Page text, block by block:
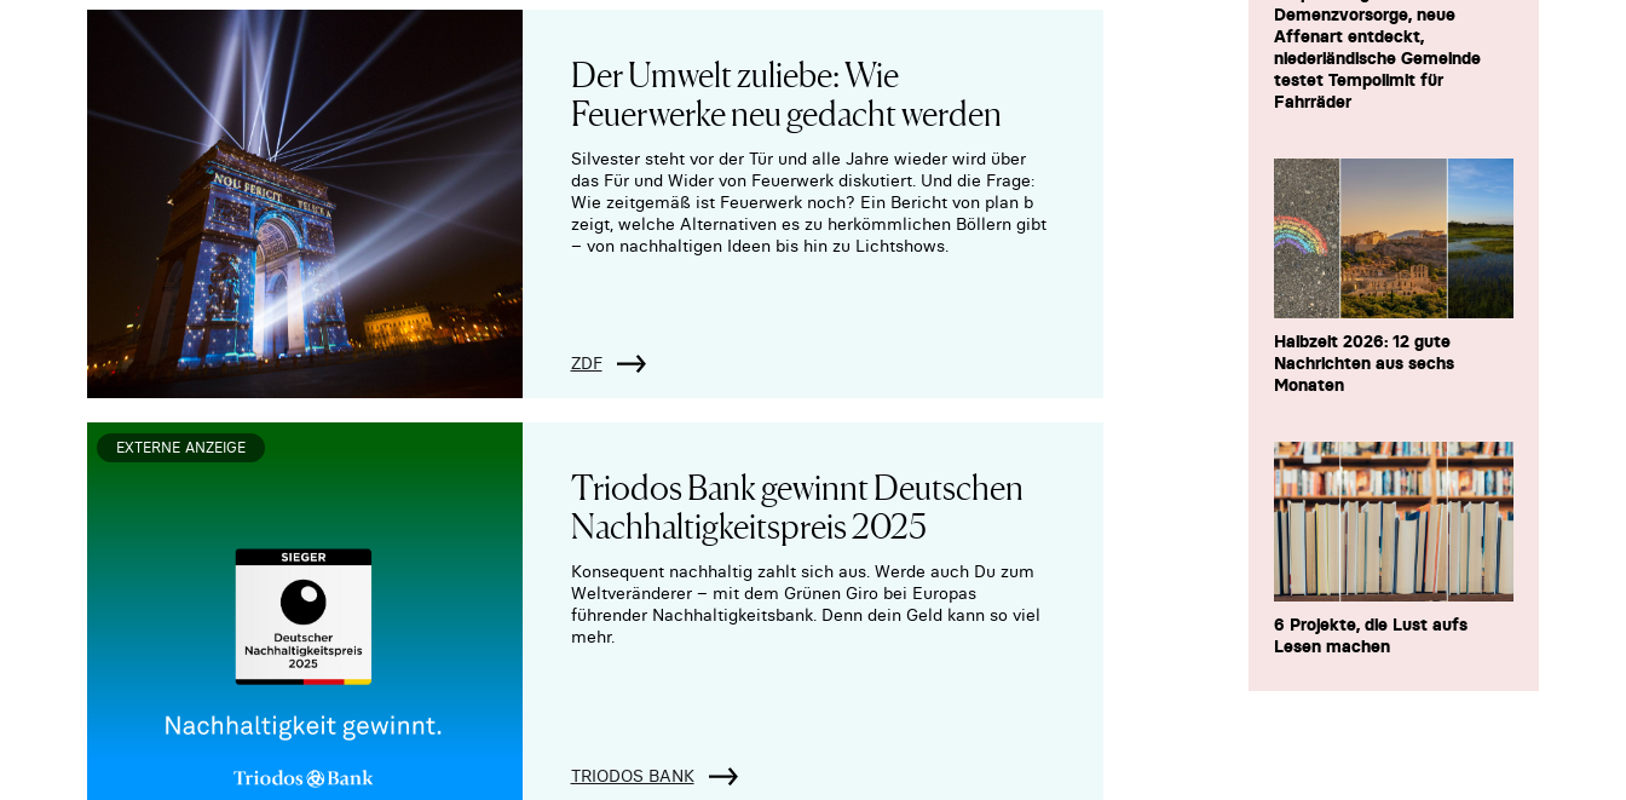
Der Umwelt zuliebe: Wie
Feuerwerke neu gedacht werden
Silvester steht vor der Tür und alle Jahre wieder wird über
das Für und Wider von Feuerwerk diskutiert. Und die Frage:
Wie zeitgemäß ist Feuerwerk noch? Ein Bericht von plan b
zeigt, welche Alternativen es zu herkömmlichen Böllern gibt
– von nachhaltigen Ideen bis hin zu Lichtshows.
ZDF
EXTERNE ANZEIGE
Triodos Bank gewinnt Deutschen
Nachhaltigkeitspreis 2025
Konsequent nachhaltig zahlt sich aus. Werde auch Du zum
Weltveränderer – mit dem Grünen Giro bei Europas
führender Nachhaltigkeitsbank. Denn dein Geld kann so viel
mehr.
TRIODOS BANK
Demenzvorsorge, neue
Affenart entdeckt,
niederländische Gemeinde
testet Tempolimit für
Fahrräder
Halbzeit 2026: 12 gute
Nachrichten aus sechs
Monaten
6 Projekte, die Lust aufs
Lesen machen